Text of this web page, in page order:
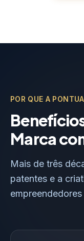
POR QUE A
Marca
Mais de três
patentes e a